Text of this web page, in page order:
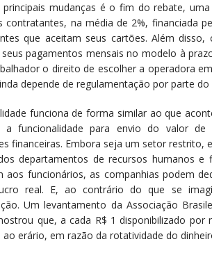
principais mudanças é o fim do rebate,
contratantes, na média de 2%, financiada
que aceitam seus cartões. Além
pagamentos mensais no modelo à
o direito de escolher a operadora
depende de regulamentação por parte
funciona de forma similar ao que
funcionalidade para envio do valor de
financeiras. Embora seja um setor
departamentos de recursos humanos
aos funcionários, as companhias podem
real. E, ao contrário do que se
Um levantamento da Associação
que, a cada R$ 1 disponibilizado
erário, em razão da rotatividade do